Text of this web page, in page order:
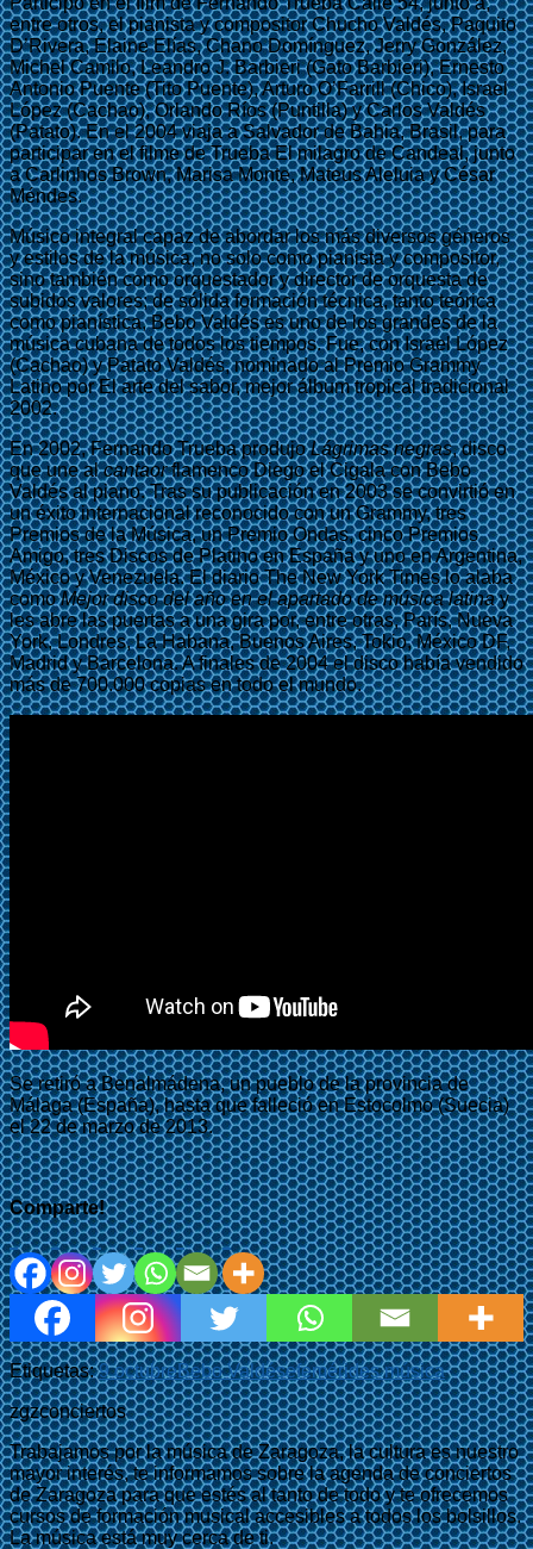
entre otros, el pianista y compositor Chucho Valdés, Paquito
D’Rivera, Elaine Elías, Chano Domínguez, Jerry González,
Michel Camilo, Leandro J. Barbieri (Gato Barbieri), Ernesto
Antonio Puente (Tito Puente), Arturo O’Farrill (Chico), Israel
López (Cachao), Orlando Ríos (Puntilla) y Carlos Valdés
(Patato). En el 2004 viaja a Salvador de Bahia, Brasil, para
participar en el filme de Trueba El milagro de Candeal, junto
a Carlinhos Brown, Marisa Monte, Mateus Aleluia y César
Méndes.
Músico integral capaz de abordar los más diversos géneros
y estilos de la música, no solo como pianista y compositor,
sino también como orquestador y director de orquesta de
subidos valores; de sólida formación técnica, tanto teórica
como pianística, Bebo Valdés es uno de los grandes de la
música cubana de todos los tiempos. Fue, con Israel López
(Cachao) y Patato Valdés, nominado al Premio Grammy
Latino por El arte del sabor, mejor álbum tropical tradicional
2002.
En 2002, Fernando Trueba produjoLágrimas negras, disco
que une alcantaorflamenco Diego el Cigala con Bebo
Valdés al piano. Tras su publicación en 2003 se convirtió en
un éxito internacional reconocido con un Grammy, tres
Premios de la Música, un Premio Ondas, cinco Premios
Amigo, tres Discos de Platino en España y uno en Argentina,
México y Venezuela. El diario The New York Times lo alaba
comoMejor disco del año en el apartado de música latinay
les abre las puertas a una gira por, entre otras, París, Nueva
York, Londres, La Habana, Buenos Aires, Tokio, México DF,
Madrid y Barcelona. A finales de 2004 el disco había vendido
más de 700.000 copias en todo el mundo.
Se retiró a Benalmádena, un pueblo de la provincia de
Málaga (España), hasta que falleció en Estocolmo (Suecia)
el 22 de marzo de 2013.
Comparte!
Etiquetas:9 octubreBebo Valdésefemérides música
zgzconciertos
Trabajamos por la música de Zaragoza, la cultura es nuestro
mayor interés, te informamos sobre la agenda de conciertos
de Zaragoza para que estés al tanto de todo y te ofrecemos
cursos de formación musical accesibles a todos los bolsillos.
La música está muy cerca de ti.